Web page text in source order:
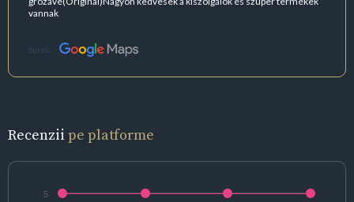
vannak
Sursă:
Recenzii pe platforme
5